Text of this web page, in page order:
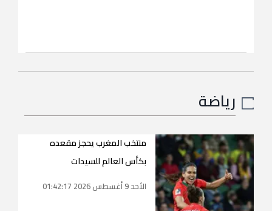
رياضة
منتخب المغرب يحجز مقعده
بكأس العالم للسيدات
الأحد 9 أغسطس 2026 01:42:17